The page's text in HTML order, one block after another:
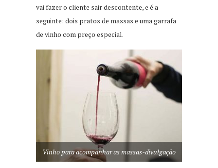
vai fazer o cliente sair descontente, e é a
seguinte: dois pratos de massas e uma garrafa
de vinho com preço especial.
Vinho para acompanhar as massas-divulgação